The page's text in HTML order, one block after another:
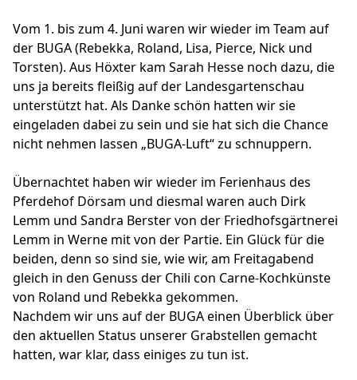
Vom 1. bis zum 4. Juni waren wir wieder im Team auf
der BUGA (Rebekka, Roland, Lisa, Pierce, Nick und
Torsten). Aus Höxter kam Sarah Hesse noch dazu, die
uns ja bereits fleißig auf der Landesgartenschau
unterstützt hat. Als Danke schön hatten wir sie
eingeladen dabei zu sein und sie hat sich die Chance
nicht nehmen lassen „BUGA-Luft“ zu schnuppern.
Übernachtet haben wir wieder im Ferienhaus des
Pferdehof Dörsam und diesmal waren auch Dirk
Lemm und Sandra Berster von der Friedhofsgärtnerei
Lemm in Werne mit von der Partie. Ein Glück für die
beiden, denn so sind sie, wie wir, am Freitagabend
gleich in den Genuss der Chili con Carne-Kochkünste
von Roland und Rebekka gekommen.
Nachdem wir uns auf der BUGA einen Überblick über
den aktuellen Status unserer Grabstellen gemacht
hatten, war klar, dass einiges zu tun ist.